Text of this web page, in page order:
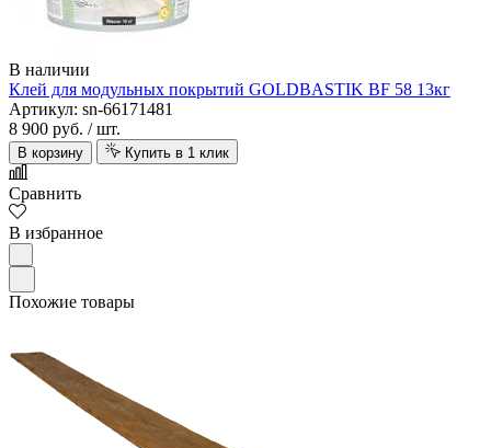
В наличии
Клей для модульных покрытий GOLDBASTIK BF 58 13кг
Артикул: sn-66171481
8 900 руб. / шт.
В корзину Купить в 1 клик
Сравнить
В избранное
Похожие товары